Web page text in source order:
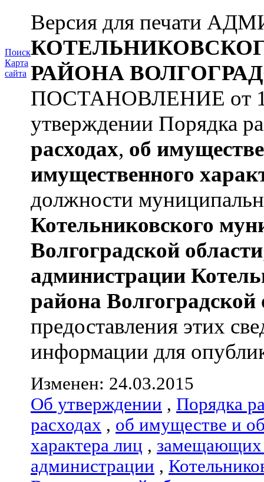
Поиск
Карта
сайта
Версия для печати
РАЙОНА
ПОСТАНОВЛЕНИЕ от
утверждении Порядка
расходах, об
имущественного
должности
Котельниковского
Волгоградской области
администрации
района Волгоградской
предоставления этих
информации для
Изменен: 24.03.2015
Об утверждении , Порядка
расходах , об имуществе и
характера лиц , замещающих
администрации ,